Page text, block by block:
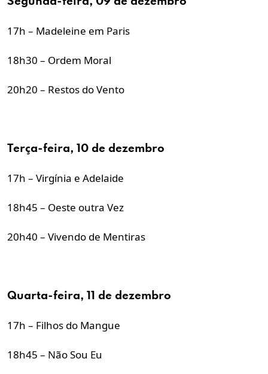
17h – Madeleine em Paris
18h30 – Ordem Moral
20h20 – Restos do Vento
Terça-feira, 10 de dezembro
17h – Virgínia e Adelaide
18h45 – Oeste outra Vez
20h40 – Vivendo de Mentiras
Quarta-feira, 11 de dezembro
17h – Filhos do Mangue
18h45 – Não Sou Eu